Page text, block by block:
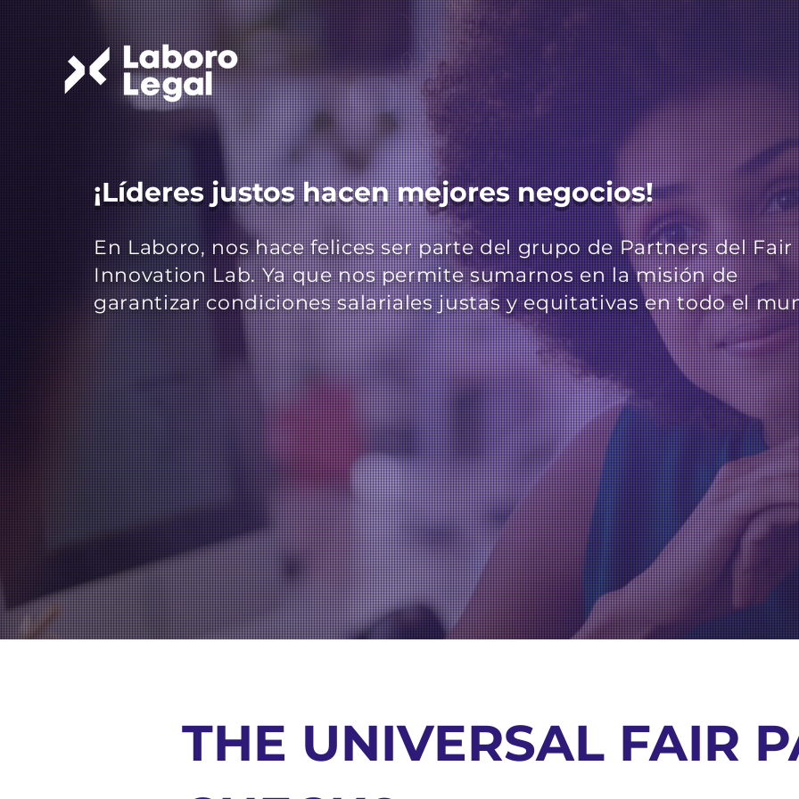
¡Líderes justos hacen mejores negocios!
En Laboro, nos hace felices ser parte del grupo de Partners del Fair
Innovation Lab. Ya que nos permite sumarnos en la misión de
garantizar condiciones salariales justas y equitativas en todo el
THE UNIVERSAL FAIR